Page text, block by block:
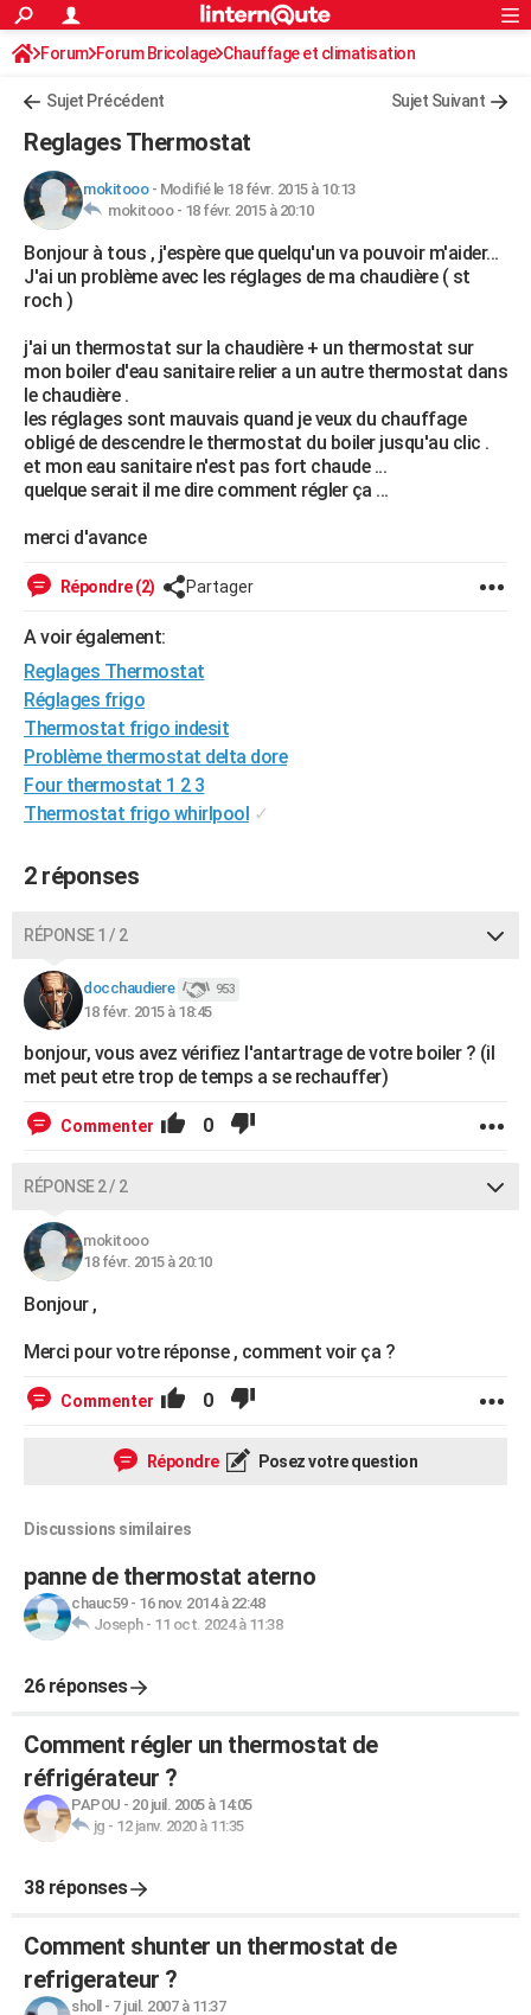
ACTUALITÉS
Politique
Société
Faits Divers
Education
Monde
Villes
+
FINANCE
Retraite
Impôts
Epargne
Immobilier
Risques naturels par ville
Banque
Assurance
Crédit
AUTO
Essais
Réserver un essai
Citadines
Berlines
SUV
Forum auto
+HIGH-TECH
Mobiles
Meilleur smartphone
Internet
Ordinateurs
Jeux vidéo
Guide high-tech
+BRICOLAGE
Forum
Aménagement intérieur
Extérieur
Cuisine
Salle de bains
Jardinage
Rangement
WEEK-END
Guides de France
Escapades
Patrimoine
Expositions
Musées
Week-end nature
+LIFESTYLE
Art de vivre
Bien-être
Loisirs
ModeModes de vie
SANTE
Alimentation
Guide de la santé
Maladies
Médicaments
Sommeil
CARTE DE VOEUX
Carte de Noël
Carte Bonne année
Carte Saint-Valentin
Carte Pâques
Carte d'anniversaire
DICTIONNAIRE
Dictionnaire
Biographies
Citations
Expressions
Proverbes
PROGRAMME TV
S'inscrire
Se connecter
Lycées
Collèges
Primaires
Universités
Entreprises
Service militaire
Avis de recherche
FORUM
Bricolage
Lifestyle
Culture
Sport
Auto
Television
Voyage
Cinema
Rechercher
S'inscrire
Connexion
Forum Forum Bricolage Chauffage et climatisation
Sujet Précédent Sujet Suivant
Reglages Thermostat
mokitooo- Modifié le 18 févr. 2015 à 10:13
mokitooo - 18 févr. 2015 à 20:10
Bonjour à tous , j'espère que quelqu'un va pouvoir m'aider...
J'ai un problème avec les réglages de ma chaudière ( st
roch )
j'ai un thermostat sur la chaudière + un thermostat sur
mon boiler d'eau sanitaire relier a un autre thermostat dans
le chaudière .
les réglages sont mauvais quand je veux du chauffage
obligé de descendre le thermostat du boiler jusqu'au clic .
et mon eau sanitaire n'est pas fort chaude ...
quelque serait il me dire comment régler ça ...
merci d'avance
Répondre (2) Partager
A voir également:
Reglages Thermostat
Réglages frigo
Thermostat frigo indesit
Problème thermostat delta dore
Four thermostat 1 2 3
Thermostat frigo whirlpool ✓
2 réponses
RÉPONSE 1 / 2
docchaudiere 953
18 févr. 2015 à 18:45
bonjour, vous avez vérifiez l'antartrage de votre boiler ? (il
met peut etre trop de temps a se rechauffer)
Commenter 0
RÉPONSE 2 / 2
mokitooo
18 févr. 2015 à 20:10
Bonjour ,
Merci pour votre réponse , comment voir ça ?
Commenter 0
Répondre Posez votre question
Discussions similaires
panne de thermostat aterno
chauc59- 16 nov. 2014 à 22:48
Joseph- 11 oct. 2024 à 11:38
26 réponses
Comment régler un thermostat de
réfrigérateur ?
PAPOU - 20 juil. 2005 à 14:05
jg - 12 janv. 2020 à 11:35
38 réponses
Comment shunter un thermostat de
refrigerateur ?
sholl - 7 juil. 2007 à 11:37